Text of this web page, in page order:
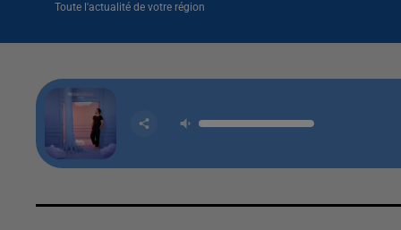
Toute l'actualité de votre région